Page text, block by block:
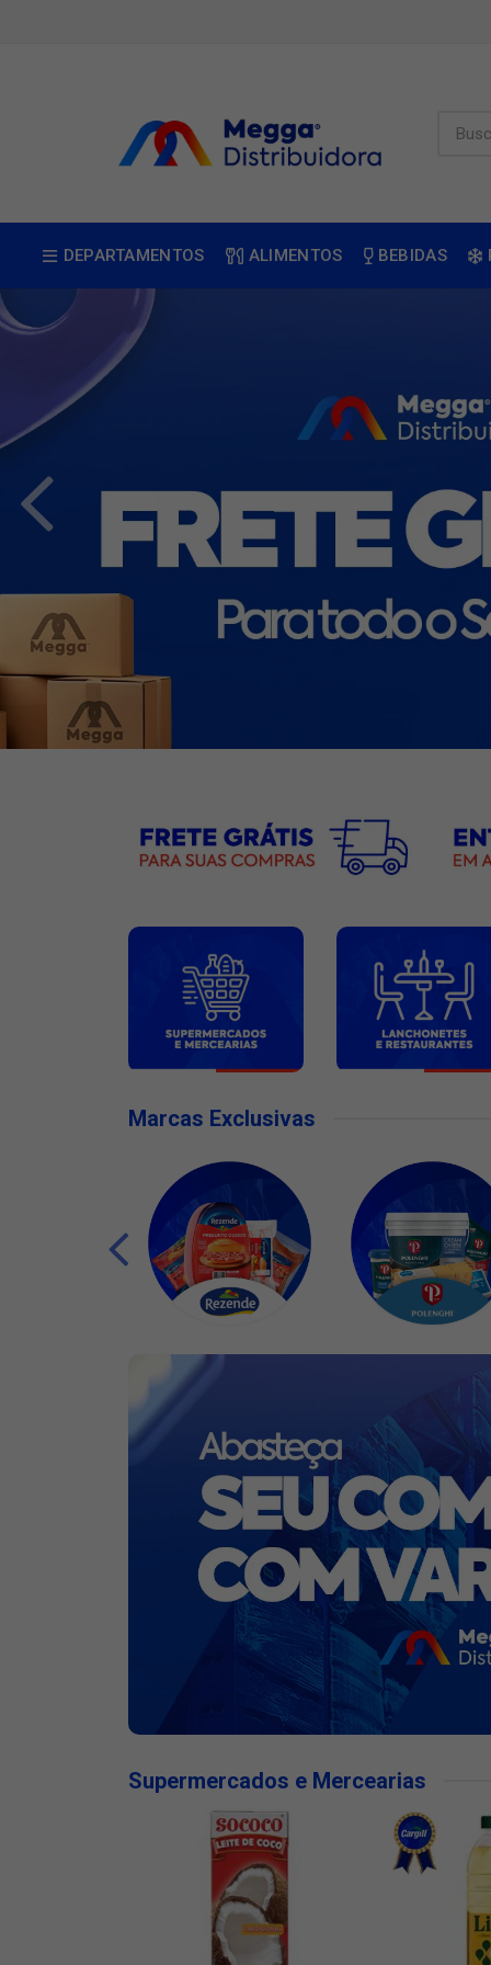
DEPARTAMENTOS ALIMENTOS BEBIDAS
Marcas Exclusivas
Supermercados e Mercearias